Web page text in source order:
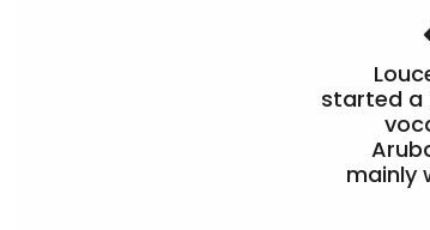
started a
mainly